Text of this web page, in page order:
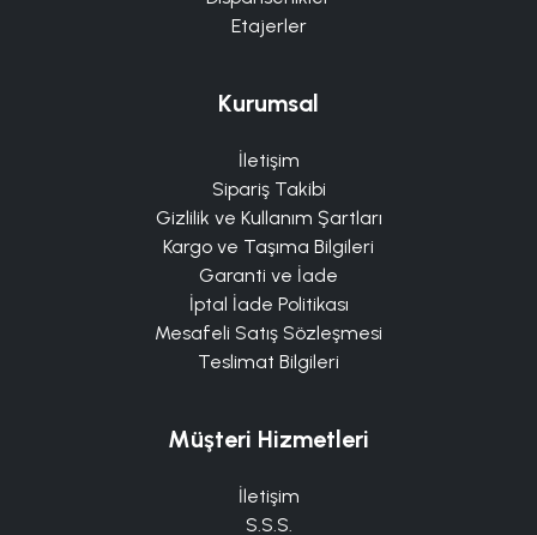
Etajerler
Kurumsal
İletişim
Sipariş Takibi
Gizlilik ve Kullanım Şartları
Kargo ve Taşıma Bilgileri
Garanti ve İade
İptal İade Politikası
Mesafeli Satış Sözleşmesi
Teslimat Bilgileri
Müşteri Hizmetleri
İletişim
S.S.S.